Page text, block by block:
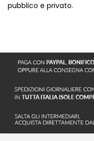
pubblico e privato.